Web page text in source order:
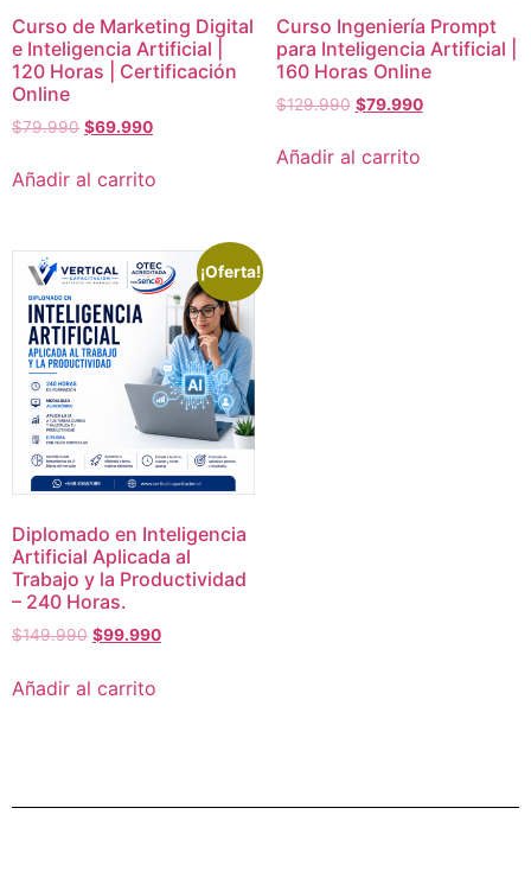
Curso de Marketing Digital
e Inteligencia Artificial |
120 Horas | Certificación
Online
$79.990 $69.990
Añadir al carrito
Curso Ingeniería Prompt
para Inteligencia Artificial |
160 Horas Online
$129.990 $79.990
Añadir al carrito
¡Oferta!
Diplomado en Inteligencia
Artificial Aplicada al
Trabajo y la Productividad
– 240 Horas.
$149.990 $99.990
Añadir al carrito